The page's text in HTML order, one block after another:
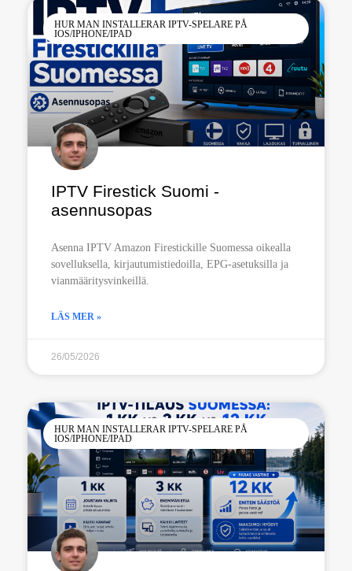
HUR MAN INSTALLERAR IPTV-SPELARE PÅ
IOS/IPHONE/IPAD
IPTV Firestick Suomi -
asennusopas
Asenna IPTV Amazon Firestickille Suomessa oikealla
sovelluksella, kirjautumistiedoilla, EPG-asetuksilla ja
vianmääritysvinkeillä.
LÄS MER »
26/05/2026
HUR MAN INSTALLERAR IPTV-SPELARE PÅ
IOS/IPHONE/IPAD